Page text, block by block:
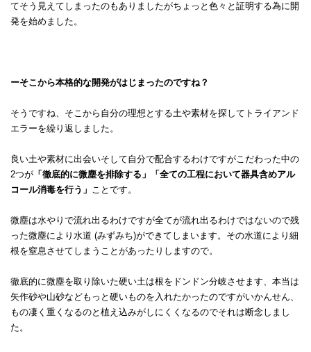
てそう見えてしまったのもありましたがちょっと色々と証明する為に開
発を始めました。
ーそこから本格的な開発がはじまったのですね？
そうですね、そこから自分の理想とする土や素材を探してトライアンド
エラーを繰り返しました。
良い土や素材に出会いそして自分で配合するわけですがこだわった中の
2つが 「徹底的に微塵を排除する」
「全ての工程において器具含めアル
コール消毒を行う」 ことです。
微塵は水やりで流れ出るわけですが全てが流れ出るわけではないので残
った微塵により水道 (みずみち)ができてしまいます。その水道により細
根を窒息させてしまうことがあったりしますので。
徹底的に微塵を取り除いた硬い土は根をドンドン分岐させます、本当は
矢作砂や山砂などもっと硬いものを入れたかったのですがいかんせん、
もの凄く重くなるのと植え込みがしにくくなるのでそれは断念しまし
た。